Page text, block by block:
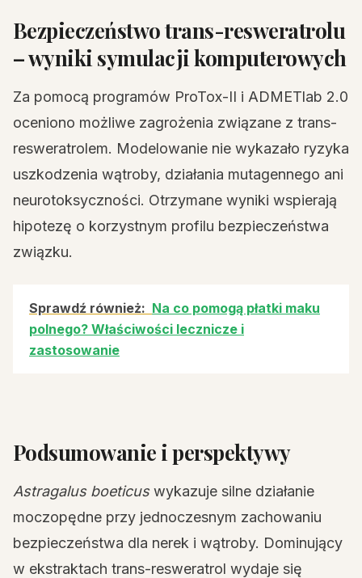
Bezpieczeństwo trans-resweratrolu
– wyniki symulacji komputerowych
Za pomocą programów ProTox-II i ADMETlab 2.0
oceniono możliwe zagrożenia związane z trans-
resweratrolem. Modelowanie nie wykazało ryzyka
uszkodzenia wątroby, działania mutagennego ani
neurotoksyczności. Otrzymane wyniki wspierają
hipotezę o korzystnym profilu bezpieczeństwa
związku.
Sprawdź również: Na co pomogą płatki maku
polnego? Właściwości lecznicze i
zastosowanie
Podsumowanie i perspektywy
Astragalus boeticuswykazuje silne działanie
moczopędne przy jednoczesnym zachowaniu
bezpieczeństwa dla nerek i wątroby. Dominujący
w ekstraktach trans-resweratrol wydaje się